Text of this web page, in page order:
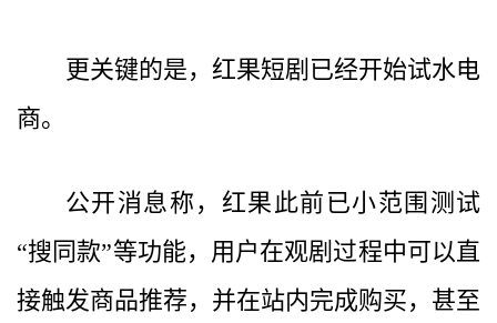
更关键的是，红果短剧已经开始试水电
商。
公开消息称，红果此前已小范围测试
“搜同款”等功能，用户在观剧过程中可以直
接触发商品推荐，并在站内完成购买，甚至